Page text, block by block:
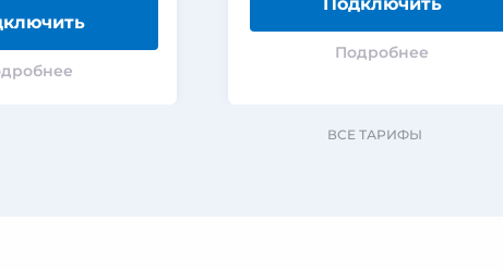
Подробнее
ВСЕ ТАРИФЫ